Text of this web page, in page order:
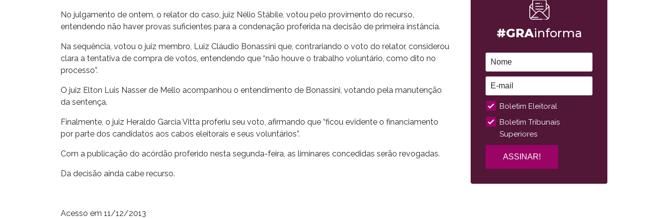
No julgamento de ontem, o relator do caso, juiz Nélio Stábile, votou pelo provimento do recurso,
entendendo não haver provas suficientes para a condenação proferida na decisão de primeira instância.
Na sequência, votou o juiz membro, Luiz Cláudio Bonassini que, contrariando o voto do relator, considerou
clara a tentativa de compra de votos, entendendo que “não houve o trabalho voluntário, como dito no
processo”.
O juiz Elton Luis Nasser de Mello acompanhou o entendimento de Bonassini, votando pela manutenção
da sentença.
Finalmente, o juiz Heraldo Garcia Vitta proferiu seu voto, afirmando que “ficou evidente o financiamento
por parte dos candidatos aos cabos eleitorais e seus voluntários”.
Com a publicação do acórdão proferido nesta segunda-feira, as liminares concedidas serão revogadas.
Da decisão ainda cabe recurso.
Acesso em 11/12/2013
#GRAinforma
Boletim Eleitoral
Boletim Tribunais
Superiores